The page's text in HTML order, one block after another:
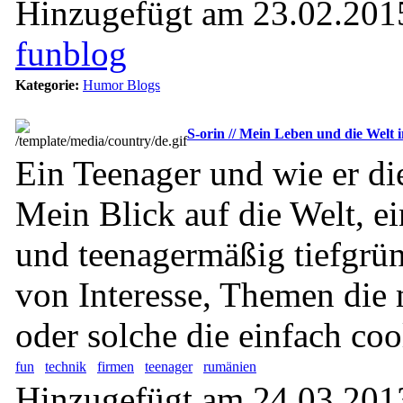
Hinzugefügt am
funblog
Kategorie: Humor Blogs
S-orin // Mein Leben und die Welt
Ein Teenager und wie er
Mein Blick auf die Welt,
und teenagermäßig
von Interesse, Themen die
oder solche die einfach
fun technik firmen teenager rumänien